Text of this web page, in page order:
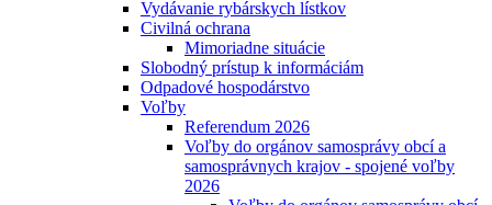
Vydávanie rybárskych lístkov
Civilná ochrana
Mimoriadne situácie
Slobodný prístup k informáciám
Odpadové hospodárstvo
Voľby
Referendum 2026
Voľby do orgánov samosprávy obcí a
samosprávnych krajov - spojené voľby
2026